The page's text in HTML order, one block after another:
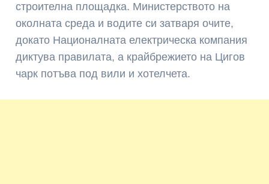
строителна площадка. Министерството на
околната среда и водите си затваря очите,
докато Националната електрическа компания
диктува правилата, а крайбрежието на Цигов
чарк потъва под вили и хотелчета.